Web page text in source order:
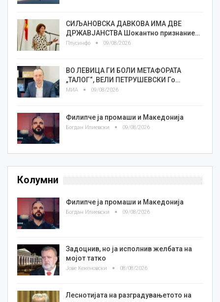
СИЉАНОВСКА ДАВКОВА ИМА ДВЕ
ДРЖАВЈАНСТВА Шокантно признание…
Плусинфо 09/08/2026
ВО ЛЕВИЦА ГИ БОЛИ МЕТАФОРАТА
„ТАЛОГ“, ВЕЛИ ПЕТРУШЕВСКИ Го…
МИА 09/08/2026
Филипче ја промаши и Македонија
Богдан Илиевски 09/08/2026
Колумни
Филипче ја промаши и Македонија
Богдан Илиевски 09/08/2026
Задоцнив, но ја исполнив желбата на
мојот татко
Јове Кекеновски 08/08/2026
Леснотијата на разградувањетото на